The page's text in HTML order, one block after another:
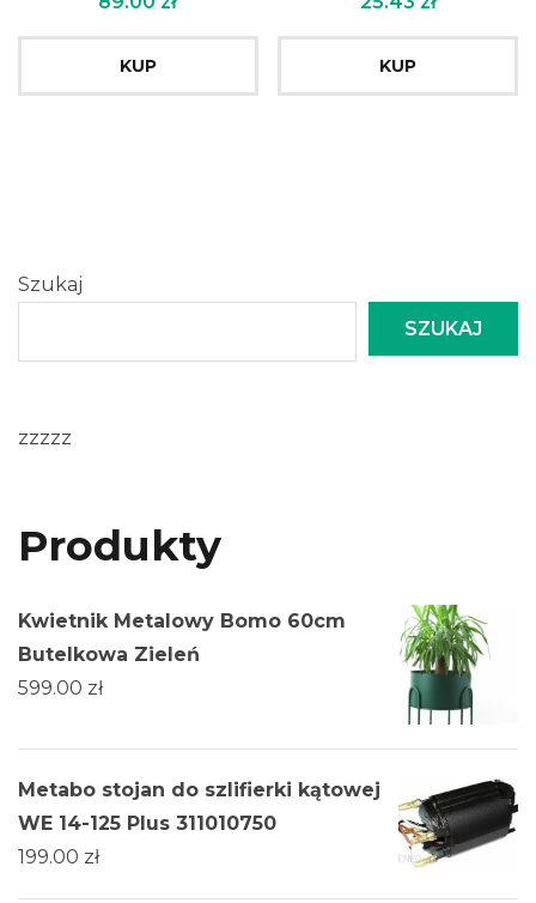
KUP KUP
Szukaj
SZUKAJ
zzzzz
Produkty
Kwietnik Metalowy Bomo 60cm
Butelkowa Zieleń
599.00 zł
Metabo stojan do szlifierki kątowej
WE 14-125 Plus 311010750
199.00 zł